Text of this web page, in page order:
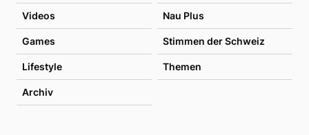
Videos Nau Plus
Games Stimmen der Schweiz
Lifestyle Themen
Archiv